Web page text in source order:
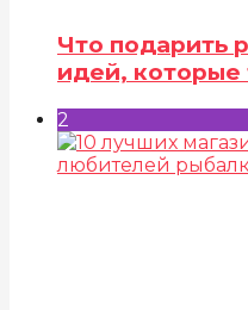
Что подарить
идей, которые
2